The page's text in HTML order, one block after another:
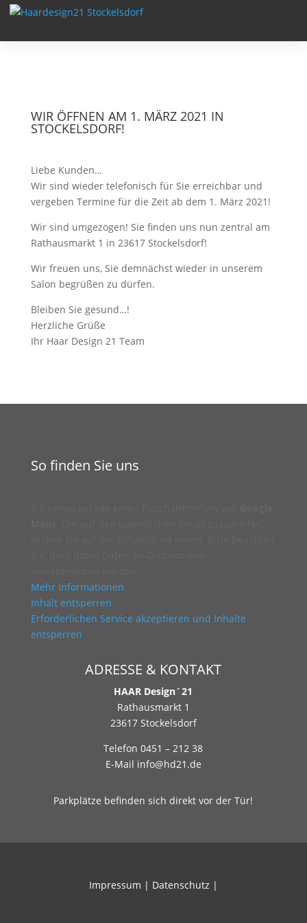
WIR ÖFFNEN AM 1. MÄRZ 2021 IN
STOCKELSDORF!
Liebe Kunden…
Wir sind wieder telefonisch für Sie erreichbar und
vergeben Termine für die Zeit ab dem 1. März 2021!
Wir sind umgezogen! Sie finden uns nun zentral am
Rathausmarkt 1 in 23617 Stockelsdorf!
Wir freuen uns, Sie demnächst wieder in unserem
Salon begrüßen zu dürfen.
Bleiben Sie gesund…!
Herzliche Grüße
Ihr Haar Design 21 Team
So finden Sie uns
Mehr Informationen
Inhalt entsperren
Erforderlichen Service akzeptieren und Inhalte
entsperren
ADRESSE & KONTAKT
HAAR Design´21
Rathausmarkt 1
23617 Stockelsdorf
Telefon 0451 – 212 38
E-Mail info@hd21.de
Parkplätze befinden sich direkt vor der Tür!
Impressum | Datenschutz |